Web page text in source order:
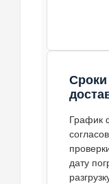
Сроки
График
дату